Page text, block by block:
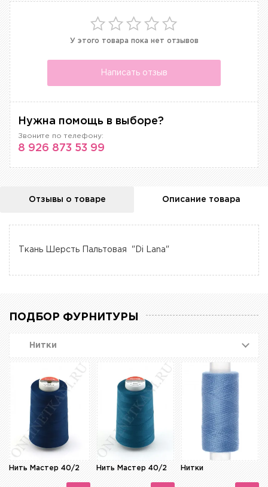
У этого товара пока нет отзывов
Написать отзыв
Нужна помощь в выборе?
Звоните по телефону:
8 926 873 53 99
Отзывы о товаре Описание товара
Ткань Шерсть Пальтовая "Di Lana"
ПОДБОР ФУРНИТУРЫ
Нитки
Нить Мастер 40/2 Нить Мастер 40/2 Нитки